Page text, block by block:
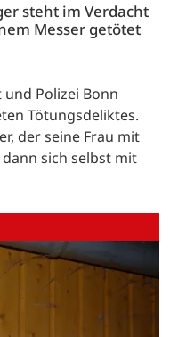
steht im Verdacht
Messer getötet
Polizei Bonn
Tötungsdeliktes.
der seine Frau mit
sich selbst mit